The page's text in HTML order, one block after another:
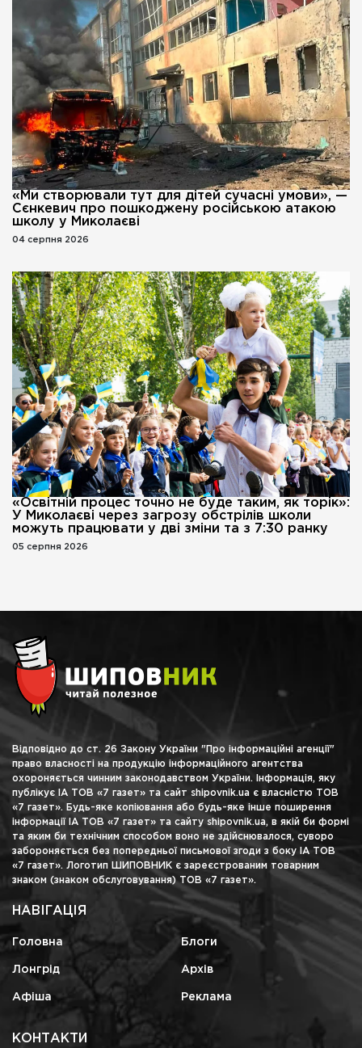
«Ми створювали тут для дітей сучасні умови», —
Сєнкевич про пошкоджену російською атакою
школу у Миколаєві
04 серпня 2026
«Освітній процес точно не буде таким, як торік»:
У Миколаєві через загрозу обстрілів школи
можуть працювати у дві зміни та з 7:30 ранку
05 серпня 2026
Відповідно до ст. 26 Закону України "Про інформаційні агенції"
право власності на продукцію інформаційного агентства
охороняється чинним законодавством України. Інформація, яку
публікує ІА ТОВ «7 газет» та сайт shipovnik.ua є власністю ТОВ
«7 газет». Будь-яке копіювання або будь-яке інше поширення
інформації ІА ТОВ «7 газет» та сайту shipovnik.ua, в якій би формі
та яким би технічним способом воно не здійснювалося, суворо
забороняється без попередньої письмової згоди з боку ІА ТОВ
«7 газет». Логотип ШИПОВНИК є зареєстрованим товарним
знаком (знаком обслуговування) ТОВ «7 газет».
НАВІГАЦІЯ
Головна Блоги
Лонгрід Архів
Афіша Реклама
КОНТАКТИ